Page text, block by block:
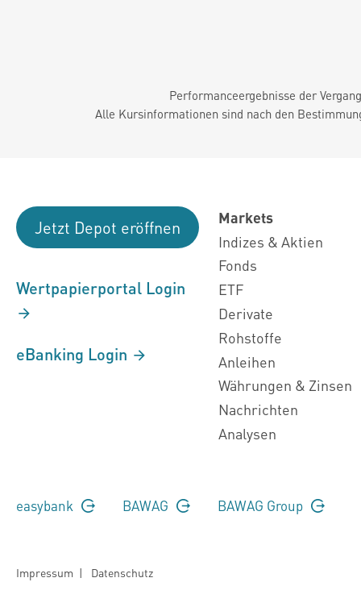
Performanceergebnisse der
Alle Kursinformationen sind nach den
Jetzt Depot eröffnen
Wertpapierportal Login
eBanking Login
Markets
Indizes & Aktien
Fonds
ETF
Derivate
Rohstoffe
Anleihen
Währungen & Zinsen
Nachrichten
Analysen
easybank BAWAG BAWAG Group
Impressum | Datenschutz